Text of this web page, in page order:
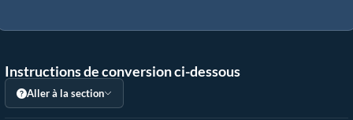
Instructions de conversion ci-dessous
Aller à la section